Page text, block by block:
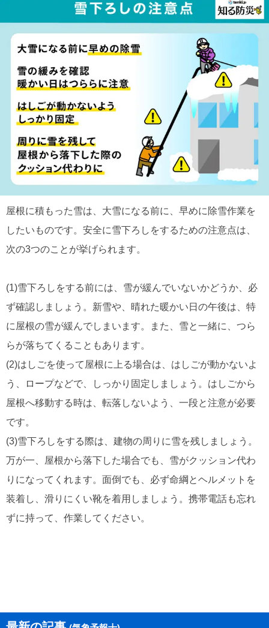
屋根に積もった雪は、大雪になる前に、早めに除雪作業を
したいものです。安全に雪下ろしをするための注意点は、
次の3つのことが挙げられます。
(1)雪下ろしをする前には、雪が緩んでいないかどうか、必
ず確認しましょう。新雪や、晴れた暖かい日の午後は、特
に屋根の雪が緩んでしまいます。また、雪と一緒に、つら
らが落ちてくることもあります。
(2)はしごを使って屋根に上る場合は、はしごが動かないよ
う、ロープなどで、しっかり固定しましょう。はしごから
屋根へ移動する時は、転落しないよう、一段と注意が必要
です。
(3)雪下ろしをする際は、建物の周りに雪を残しましょう。
万が一、屋根から落下した場合でも、雪がクッション代わ
りになってくれます。面倒でも、必ず命綱とヘルメットを
装着し、滑りにくい靴を着用しましょう。携帯電話も忘れ
ずに持って、作業してください。